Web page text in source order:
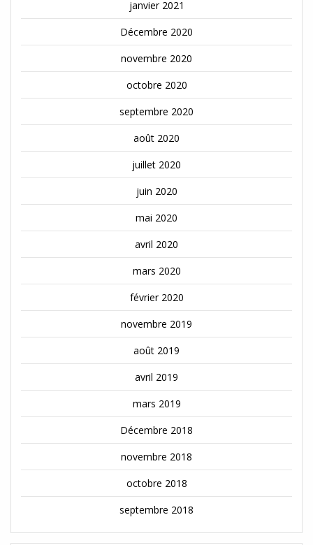
janvier 2021
Décembre 2020
novembre 2020
octobre 2020
septembre 2020
août 2020
juillet 2020
juin 2020
mai 2020
avril 2020
mars 2020
février 2020
novembre 2019
août 2019
avril 2019
mars 2019
Décembre 2018
novembre 2018
octobre 2018
septembre 2018